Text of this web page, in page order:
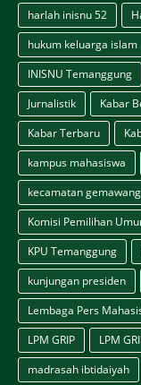
harlah inisnu 52
hukum keluarga islam
INISNU Temanggung
Jurnalistik
Kabar
Kabar Terbaru
kampus mahasiswa
kecamatan gemawang
Komisi Pemilihan
KPU Temanggung
kunjungan presiden
Lembaga Pers
LPM GRIP
LPM
madrasah ibtidaiyah